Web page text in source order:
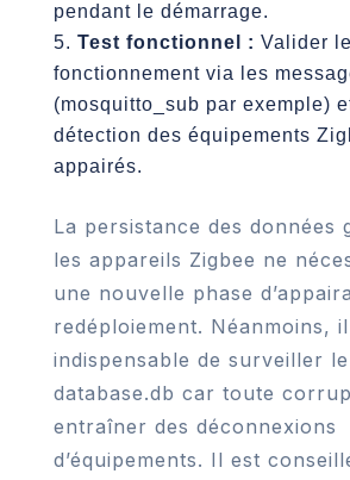
pendant le démarrage.
Test fonctionnel : Valider
fonctionnement via les
(mosquitto_sub par exemple)
détection des équipements
appairés.
La persistance des données
les appareils Zigbee ne
une nouvelle phase
redéploiement. Néanmoins,
indispensable de surveiller
database.db car toute
entraîner des déconnexions
d’équipements. Il est